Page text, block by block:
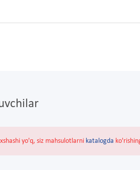
yo'q, siz mahsulotlarni katalogda